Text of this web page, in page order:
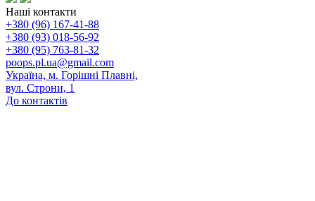
Наші контакти
+380 (96) 167-41-88
+380 (93) 018-56-92
+380 (95) 763-81-32
poops.pl.ua@gmail.com
Україна, м. Горішні Плавні,
вул. Строни, 1
До контактів